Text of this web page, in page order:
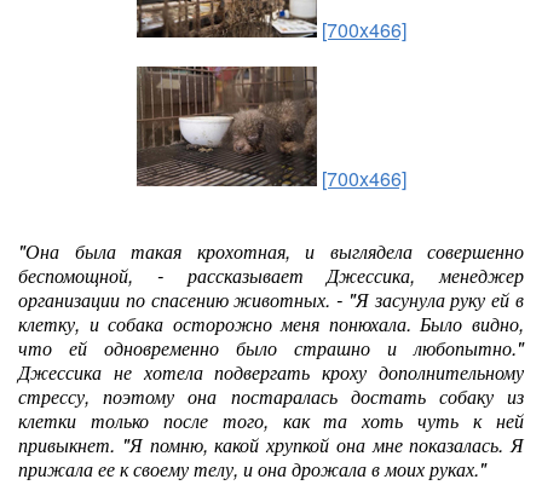
[700x466]
[700x466]
"Она была такая крохотная, и выглядела совершенно
беспомощной, - рассказывает Джессика, менеджер
организации по спасению животных. - "Я засунула руку ей в
клетку, и собака осторожно меня понюхала. Было видно,
что ей одновременно было страшно и любопытно."
Джессика не хотела подвергать кроху дополнительному
стрессу, поэтому она постаралась достать собаку из
клетки только после того, как та хоть чуть к ней
привыкнет. "Я помню, какой хрупкой она мне показалась. Я
прижала ее к своему телу, и она дрожала в моих руках."